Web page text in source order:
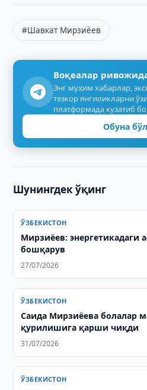
#Шавкат Мирзиёев
Воқеалар
Энг муҳим хабарлар,
тезкор янгиликларни
платформада кузатиб
Обуна
Шунингдек ўқинг
ЎЗБЕКИСТОН
Мирзиёев:
бошқарув
27/07/2026
ЎЗБЕКИСТОН
Саида Мирзиёева болалар
қурилишига қарши чиқди
31/07/2026
ЎЗБЕКИСТОН